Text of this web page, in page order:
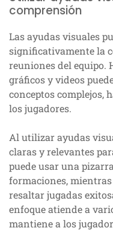
comprensión
Las ayudas visuales
significativamente la
reuniones del equipo.
gráficos y videos
conceptos complejos,
los jugadores.
Al utilizar ayudas
claras y relevantes
puede usar una
formaciones,
resaltar jugadas
enfoque atiende a
mantiene a los